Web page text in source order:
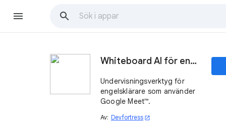
Whiteboard AI för engelska
Undervisningsverktyg för
engelsklärare som använder
Google Meet™.
Av: Devfortress open_in_new